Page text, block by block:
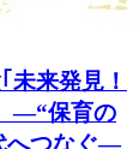
未来発見！
―“保育の